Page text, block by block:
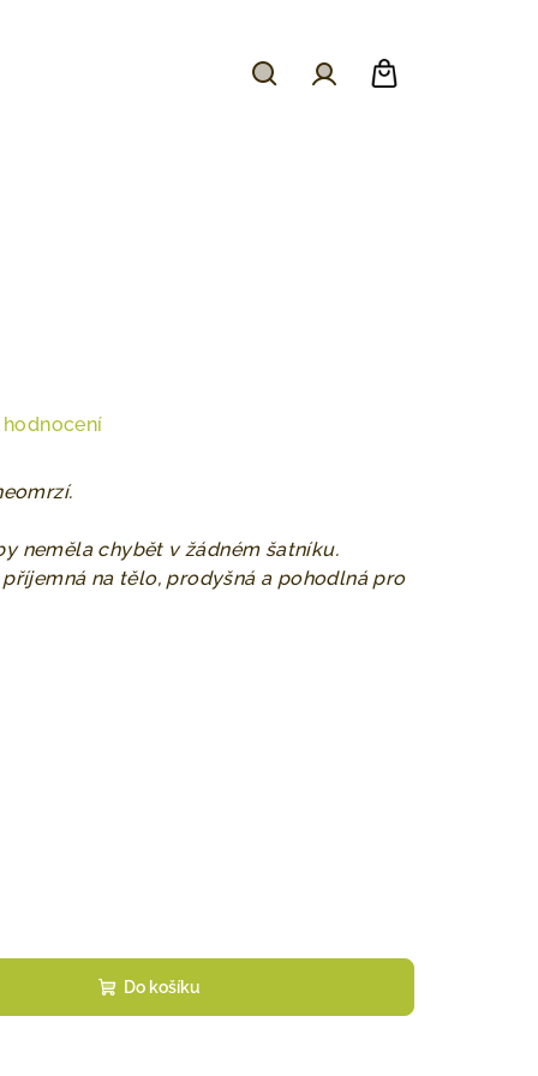
neměla chybět v žádném šatníku.
příjemná na tělo, prodyšná a pohodlná pro
Do košíku